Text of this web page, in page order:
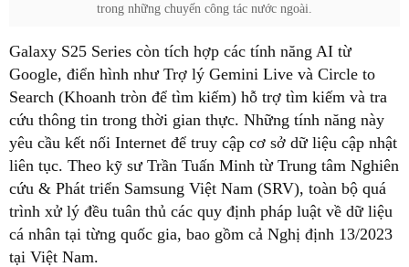
trong những chuyến công tác nước ngoài.
Galaxy S25 Series còn tích hợp các tính năng AI từ
Google, điển hình như Trợ lý Gemini Live và Circle to
Search (Khoanh tròn để tìm kiếm) hỗ trợ tìm kiếm và tra
cứu thông tin trong thời gian thực. Những tính năng này
yêu cầu kết nối Internet để truy cập cơ sở dữ liệu cập nhật
liên tục. Theo kỹ sư Trần Tuấn Minh từ Trung tâm Nghiên
cứu & Phát triển Samsung Việt Nam (SRV), toàn bộ quá
trình xử lý đều tuân thủ các quy định pháp luật về dữ liệu
cá nhân tại từng quốc gia, bao gồm cả Nghị định 13/2023
tại Việt Nam.